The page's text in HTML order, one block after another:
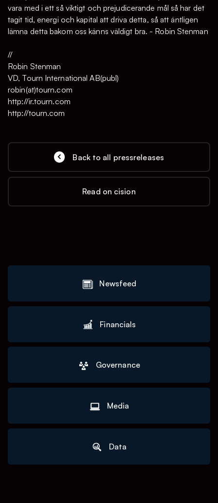
vara med i ett så viktigt och prejudicerande mål så har det
tagit tid, energi och kapital att driva detta, så att äntligen
lämna detta bakom oss känns väldigt bra. - Robin Stenman
//
Robin Stenman
VD, Tourn International AB(publ)
robin(at)tourn.com
http://ir.tourn.com
http://tourn.com
Back to all pressreleases
Read on cision
Newsfeed
Financials
Governance
Media
Data